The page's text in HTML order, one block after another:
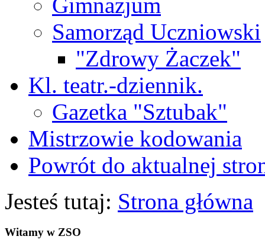
Gimnazjum
Samorząd Uczniowski
"Zdrowy Żaczek"
Kl. teatr.-dziennik.
Gazetka "Sztubak"
Mistrzowie kodowania
Powrót do aktualnej
Jesteś tutaj: Strona główna
Witamy w ZSO